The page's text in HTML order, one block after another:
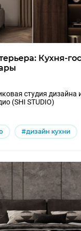
Кухня-
студия дизайна
(SHI STUDIO)
#дизайн кухни